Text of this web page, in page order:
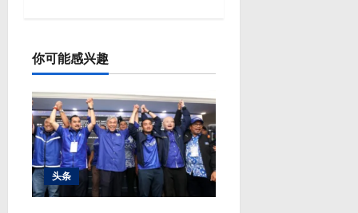
t
i
o
n
你可能感兴趣
头条